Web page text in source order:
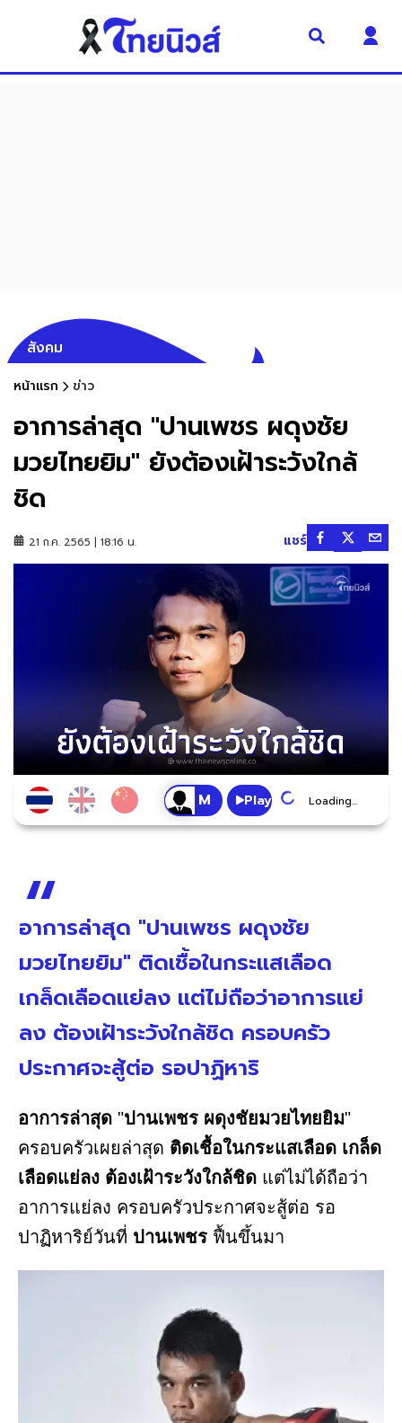
สังคม
หน้าแรก ข่าว
อาการล่าสุด "ปานเพชร ผดุงชัย
มวยไทยยิม" ยังต้องเฝ้าระวังใกล้
ชิด
21 ก.ค. 2565 | 18:16 น. แชร์
Play Loading...
อาการล่าสุด "ปานเพชร ผดุงชัย
มวยไทยยิม" ติดเชื้อในกระแสเลือด
เกล็ดเลือดแย่ลง แต่ไม่ถือว่าอาการแย่
ลง ต้องเฝ้าระวังใกล้ชิด ครอบครัว
ประกาศจะสู้ต่อ รอปาฏิหาริ
อาการล่าสุด "ปานเพชร ผดุงชัยมวยไทยยิม"
ครอบครัวเผยล่าสุด ติดเชื้อในกระแสเลือด เกล็ด
เลือดแย่ลง ต้องเฝ้าระวังใกล้ชิด แต่ไม่ได้ถือว่า
อาการแย่ลง ครอบครัวประกาศจะสู้ต่อ รอ
ปาฏิหาริย์วันที่ ปานเพชร ฟื้นขึ้นมา